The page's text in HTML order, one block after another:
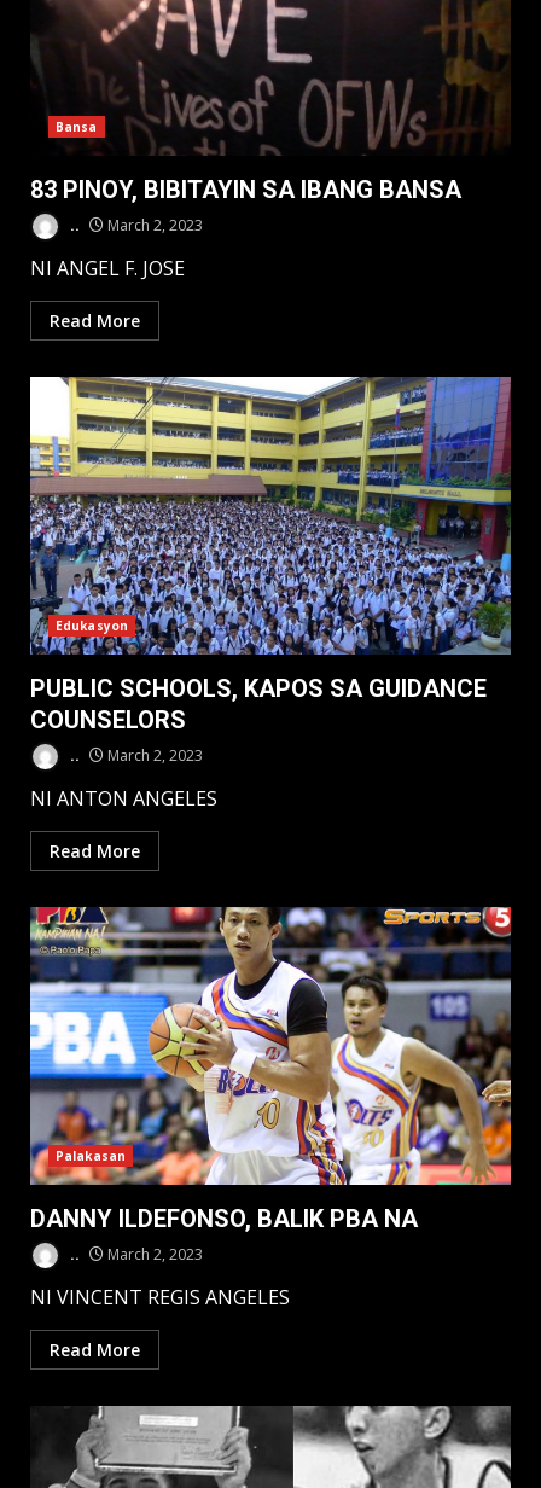
Bansa
83 PINOY, BIBITAYIN SA IBANG BANSA
.. March 2, 2023
NI ANGEL F. JOSE
Read More
Edukasyon
PUBLIC SCHOOLS, KAPOS SA GUIDANCE
COUNSELORS
.. March 2, 2023
NI ANTON ANGELES
Read More
Palakasan
DANNY ILDEFONSO, BALIK PBA NA
.. March 2, 2023
NI VINCENT REGIS ANGELES
Read More